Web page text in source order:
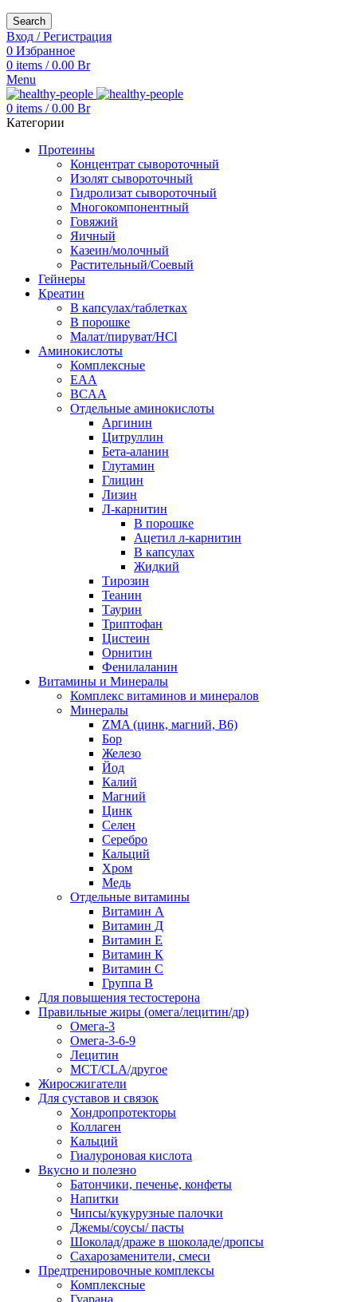
Search
Вход / Регистрация
0 Избранное
0 items / 0.00 Br
Menu
0 items / 0.00 Br
Категории
Протеины
Концентрат сывороточный
Изолят сывороточный
Гидролизат сывороточный
Многокомпонентный
Говяжий
Яичный
Казеин/молочный
Растительный/Соевый
Гейнеры
Креатин
В капсулах/таблетках
В порошке
Малат/пируват/HCl
Аминокислоты
Комплексные
EAA
BCAA
Отдельные аминокислоты
Аргинин
Цитруллин
Бета-аланин
Глутамин
Глицин
Лизин
Л-карнитин
В порошке
Ацетил л-карнитин
В капсулах
Жидкий
Тирозин
Теанин
Таурин
Триптофан
Цистеин
Орнитин
Фенилаланин
Витамины и Минералы
Комплекс витаминов и минералов
Минералы
ZMA (цинк, магний, В6)
Бор
Железо
Йод
Калий
Магний
Цинк
Селен
Серебро
Кальций
Хром
Медь
Отдельные витамины
Витамин А
Витамин Д
Витамин Е
Витамин К
Витамин С
Группа В
Для повышения тестостерона
Правильные жиры (омега/лецитин/др)
Омега-3
Омега-3-6-9
Лецитин
MCT/CLA/другое
Жиросжигатели
Для суставов и связок
Хондропротекторы
Коллаген
Кальций
Гиалуроновая кислота
Вкусно и полезно
Батончики, печенье, конфеты
Напитки
Чипсы/кукурузные палочки
Джемы/соусы/ пасты
Шоколад/драже в шоколаде/дропсы
Сахарозаменители, смеси
Предтренировочные комплексы
Комплексные
Гуарана